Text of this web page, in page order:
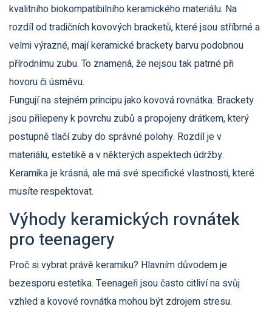
kvalitníhobiokompatibilního keramického materiálu. Na
rozdíl od tradičních kovových bracketů, které jsou stříbrné a
velmi výrazné, mají keramické brackety barvu podobnou
přírodnímu zubu. To znamená, že nejsou tak patrné při
hovoru či úsměvu.
Fungují na stejném principu jako kovová rovnátka. Brackety
jsou přilepeny k povrchu zubů a propojeny drátkem, který
postupně tlačí zuby do správné polohy. Rozdíl je v
materiálu, estetikě a v některých aspektech údržby.
Keramika je krásná, ale má své specifické vlastnosti, které
musíte respektovat.
Výhody keramických rovnátek
pro teenagery
Proč si vybrat právě keramiku? Hlavním důvodem je
bezesporu estetika. Teenageři jsou často citliví na svůj
vzhled a kovové rovnátka mohou být zdrojem stresu.